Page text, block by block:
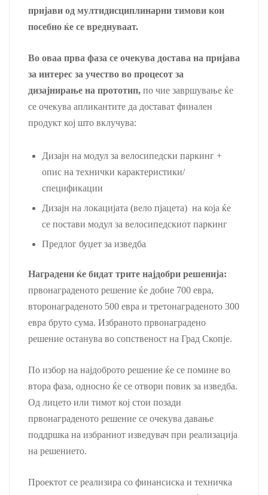
пријави од мултидисциплинарни тимови кои
посебно ќе се вреднуваат.
Во оваа прва фаза се очекува достава на пријава
за интерес за учество во процесот за
дизајнирање на прототип, по чие завршување ќе
се очекува апликантите да достават финален
продукт кој што вклучува:
Дизајн на модул за велосипедски паркинг +
опис на технички карактеристики/
спецификации
Дизајн на локацијата (вело пјацета) на која ќе
се постави модул за велосипедскиот паркинг
Предлог буџет за изведба
Наградени ќе бидат трите најдобри решенија:
првонаграденото решение ќе добие 700 евра,
второнаграденото 500 евра и третонаграденото 300
евра бруто сума. Избраното првонаградено
решение останува во сопственост на Град Скопје.
По избор на најдоброто решение ќе се помине во
втора фаза, односно ќе се отвори повик за изведба.
Од лицето или тимот кој стои позади
првонаграденото решение се очекува давање
поддршка на избраниот изведувач при реализација
на решението.
Проектот се реализира со финансиска и техничка